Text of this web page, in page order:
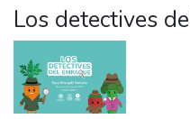
Los detectives